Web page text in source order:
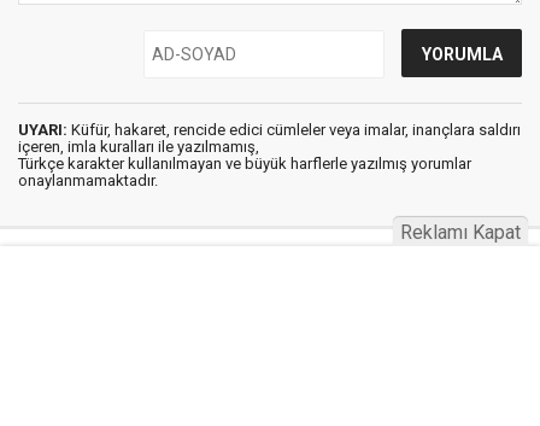
UYARI: Küfür, hakaret, rencide edici cümleler veya imalar, inançlara saldırı
içeren, imla kuralları ile yazılmamış,
Türkçe karakter kullanılmayan ve büyük harflerle yazılmış yorumlar
onaylanmamaktadır.
Reklamı Kapat